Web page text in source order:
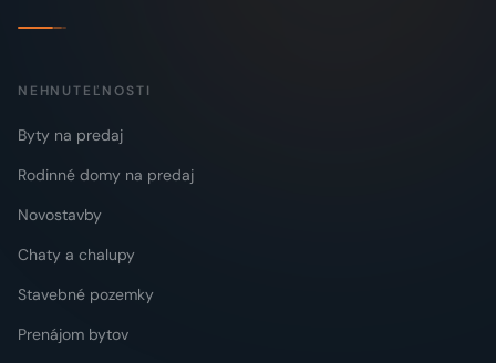
NEHNUTEĽNOSTI
Byty na predaj
Rodinné domy na predaj
Novostavby
Chaty a chalupy
Stavebné pozemky
Prenájom bytov